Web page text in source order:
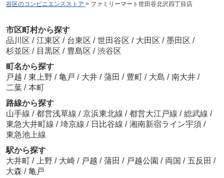
谷区のコンビニエンスストア > ファミリーマート世田谷北沢四丁目店
市区町村から探す
品川区 / 江東区 / 台東区 / 世田谷区 / 大田区 / 墨田区 /
杉並区 / 目黒区 / 豊島区 / 渋谷区
町名から探す
戸越 / 東上野 / 亀戸 / 大井 / 蒲田 / 豊町 / 大島 / 南大井 /
二葉 / 本町
路線から探す
山手線 / 都営浅草線 / 京浜東北線 / 都営大江戸線 / 総武線 /
東急大井町線 / 埼京線 / 日比谷線 / 湘南新宿ライン宇須 /
東急池上線
駅から探す
大井町 / 上野 / 大崎 / 戸越 / 蒲田 / 戸越公園 / 両国 / 五反田 /
大森 / 亀戸